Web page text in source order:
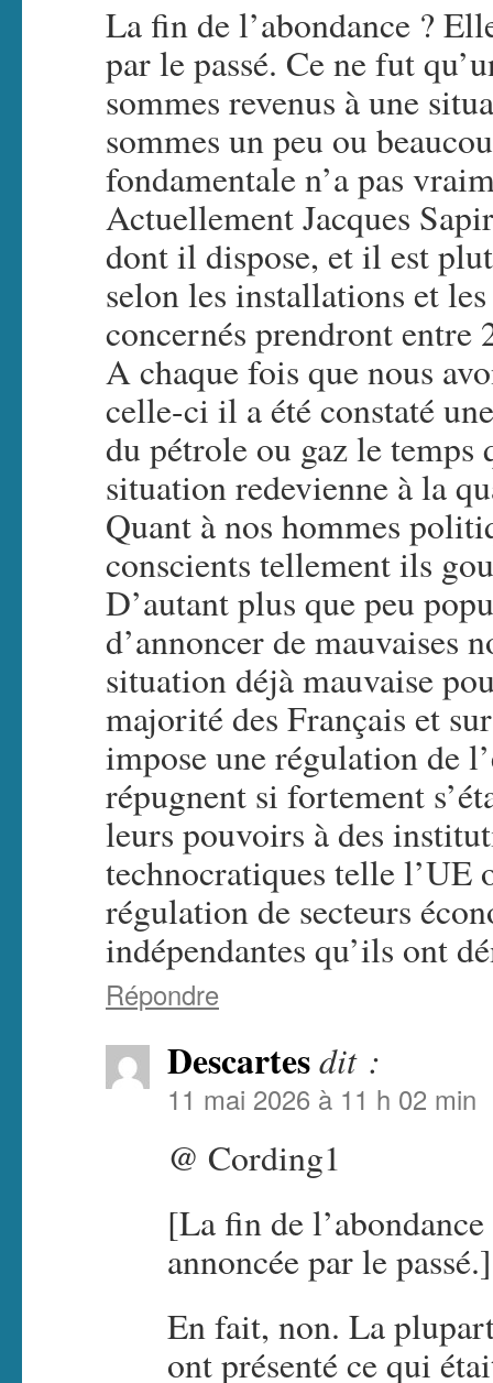
La fin de l’abondance ?
par le passé. Ce ne fut
sommes revenus à une
sommes un peu ou
fondamentale n’a pas
Actuellement Jacques
dont il dispose, et il est
selon les installations et
concernés prendront entre
A chaque fois que nous
celle-ci il a été constaté
du pétrole ou gaz le temps
situation redevienne à la
Quant à nos hommes
conscients tellement ils
D’autant plus que peu
d’annoncer de mauvaises
situation déjà mauvaise
majorité des Français et
impose une régulation de
répugnent si fortement
leurs pouvoirs à des
technocratiques telle l’UE
régulation de secteurs
indépendantes qu’ils ont
Répondre
Descartesdit :
11 mai 2026 à 11 h 02 min
@ Cording1
[La fin de
annoncée par le passé.]
En fait, non. La
ont présenté ce qui